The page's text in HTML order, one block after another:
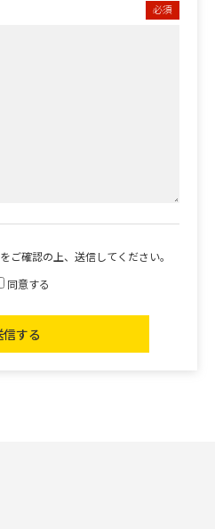
必須
をご確認の上、送信してください。
同意する